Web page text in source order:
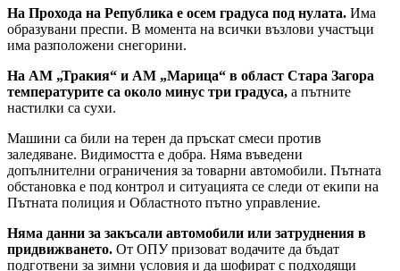
На Прохода на Република е осем градуса под нулата. Има
образувани преспи. В момента на всички възлови участъци
има разположени снегорини.
На АМ „Тракия“ и АМ „Марица“ в област Стара Загора
температурите са около минус три градуса, а пътните
настилки са сухи.
Машини са били на терен да пръскат смеси против
заледяване. Видимостта е добра. Няма въведени
допълнителни ограничения за товарни автомобили. Пътната
обстановка е под контрол и ситуацията се следи от екипи на
Пътната полиция и Областното пътно управление.
Няма данни за закъсали автомобили или затруднения в
придвижването. От ОПУ призоват водачите да бъдат
подготвени за зимни условия и да шофират с подходящи